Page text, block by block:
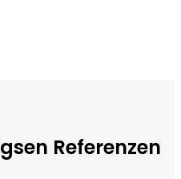
Referenzen